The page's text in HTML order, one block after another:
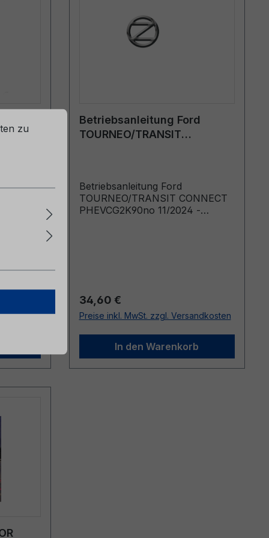
Betriebsanleitung Ford
TOURNEO/TRANSIT
Betriebsanleitung Ford
TOURNEO/TRANSIT CONNECT
PHEVCG2K90no 11/2024 -
Regulärer Preis:
34,60 €
Preise inkl. MwSt. zzgl. Versandkosten
In den Warenkorb
zu